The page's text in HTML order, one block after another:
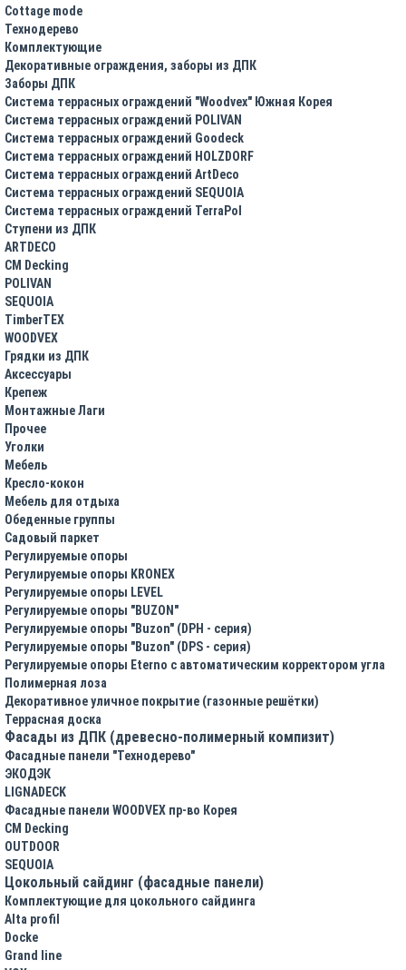
Cottage mode
Технодерево
Комплектующие
Декоративные ограждения, заборы из ДПК
Заборы ДПК
Система террасных ограждений "Woodvex" Южная Корея
Система террасных ограждений POLIVAN
Система террасных ограждений Goodeck
Система террасных ограждений HOLZDORF
Система террасных ограждений ArtDeco
Система террасных ограждений SEQUOIA
Система террасных ограждений TerraPol
Ступени из ДПК
ARTDECO
CM Decking
POLIVAN
SEQUOIA
TimberTEX
WOODVEX
Грядки из ДПК
Аксессуары
Крепеж
Монтажные Лаги
Прочее
Уголки
Мебель
Кресло-кокон
Мебель для отдыха
Обеденные группы
Садовый паркет
Регулируемые опоры
Регулируемые опоры KRONEX
Регулируемые опоры LEVEL
Регулируемые опоры "BUZON"
Регулируемые опоры "Buzon" (DPH - серия)
Регулируемые опоры "Buzon" (DPS - серия)
Регулируемые опоры Eterno с автоматическим корректором угла
Полимерная лоза
Декоративное уличное покрытие (газонные решётки)
Террасная доска
Фасады из ДПК (древесно-полимерный компизит)
Фасадные панели "Технодерево"
ЭКОДЭК
LIGNADECK
Фасадные панели WOODVEX пр-во Корея
CM Decking
OUTDOOR
SEQUOIA
Цокольный сайдинг (фасадные панели)
Комплектующие для цокольного сайдинга
Alta profil
Docke
Grand line